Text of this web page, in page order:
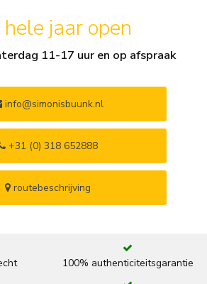
jaar open
11-17 uur en op afspraak
info@simonisbuunk.nl
+31 (0) 318 652888
routebeschrijving
100% authenticiteitsgarantie